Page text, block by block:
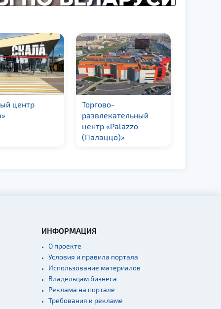
центр
Торгово-
развлекательный
центр «Palazzo
(Палаццо)»
ИНФОРМАЦИЯ
О проекте
Условия и правила портала
Использование материалов
Владельцам бизнеса
Реклама на портале
Требования к рекламе